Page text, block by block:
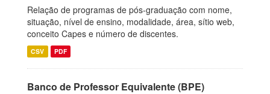
Relação de programas de pós-graduação com nome,
situação, nível de ensino, modalidade, área, sítio web,
conceito Capes e número de discentes.
CSV PDF
Banco de Professor Equivalente (BPE)